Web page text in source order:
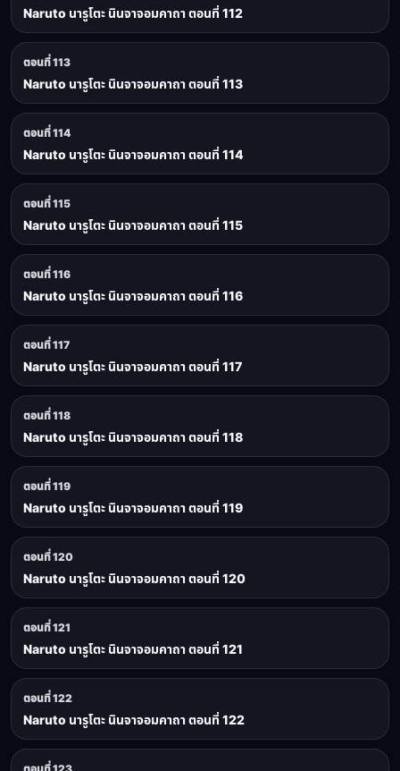
Naruto นารูโตะ นินจาจอมคาถา ตอนที่ 112
ตอนที่ 113
Naruto นารูโตะ นินจาจอมคาถา ตอนที่ 113
ตอนที่ 114
Naruto นารูโตะ นินจาจอมคาถา ตอนที่ 114
ตอนที่ 115
Naruto นารูโตะ นินจาจอมคาถา ตอนที่ 115
ตอนที่ 116
Naruto นารูโตะ นินจาจอมคาถา ตอนที่ 116
ตอนที่ 117
Naruto นารูโตะ นินจาจอมคาถา ตอนที่ 117
ตอนที่ 118
Naruto นารูโตะ นินจาจอมคาถา ตอนที่ 118
ตอนที่ 119
Naruto นารูโตะ นินจาจอมคาถา ตอนที่ 119
ตอนที่ 120
Naruto นารูโตะ นินจาจอมคาถา ตอนที่ 120
ตอนที่ 121
Naruto นารูโตะ นินจาจอมคาถา ตอนที่ 121
ตอนที่ 122
Naruto นารูโตะ นินจาจอมคาถา ตอนที่ 122